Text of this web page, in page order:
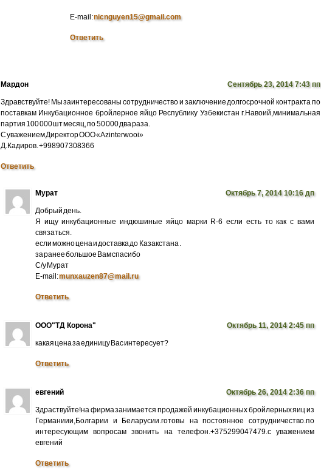
E-mail:nicnguyen15@gmail.com
Ответить
Мардон Сентябрь 23, 2014 7:43 пп
Здравствуйте! Мы заинтересованы сотрудничество и заключение долгосрочной контракта по
поставкам Инкубационное бройлерное яйцо Республику Узбекистан г.Навоий,минимальная
партия 100 000 шт месяц, по 50 000 два раза.
С уважением Директор ООО «Azinterwooi»
Д.Кадиров. +998907308366
Ответить
Мурат Октябрь 7, 2014 10:16 дп
Добрый день.
Я ищу инкубационные индюшиные яйцо марки R-6 если есть то как с вами
связаться.
если можно цена и доставка до Казакстана .
за ранее большое Вам спасибо
С/у Мурат
E-mail:munxauzen87@mail.ru
Ответить
ООО"ТД Корона" Октябрь 11, 2014 2:45 пп
какая цена за единицу Вас интересует?
Ответить
евгений Октябрь 26, 2014 2:36 пп
Здраствуйте!на фирма занимается продажей инкубационных бройлерных яиц из
Германиии,Болгарии и Беларусии.готовы на постоянное сотрудничество.по
интересующим вопросам звонить на телефон.+375299047479.с уважением
евгений
Ответить